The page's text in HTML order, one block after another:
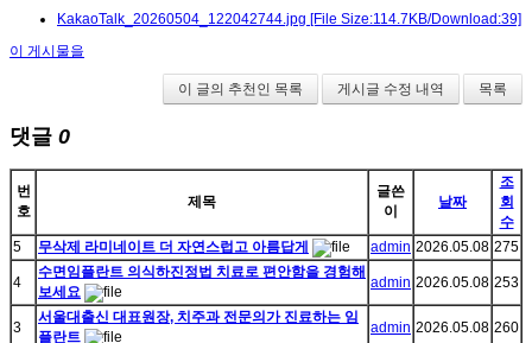
KakaoTalk_20260504_122042744.jpg [File Size:114.7KB/Download:39]
이 게시물을
이 글의 추천인 목록 게시글 수정 내역 목록
댓글 0
번
호
제목
글쓴
이
날짜
조
회
수
5
무삭제 라미네이트 더 자연스럽고 아름답게 admin 2026.05.08 275
4
수면임플란트 의식하진정법 치료로 편안함을 경험해
보세요
admin 2026.05.08 253
3
서울대출신 대표원장, 치주과 전문의가 진료하는 임
플란트
admin 2026.05.08 260